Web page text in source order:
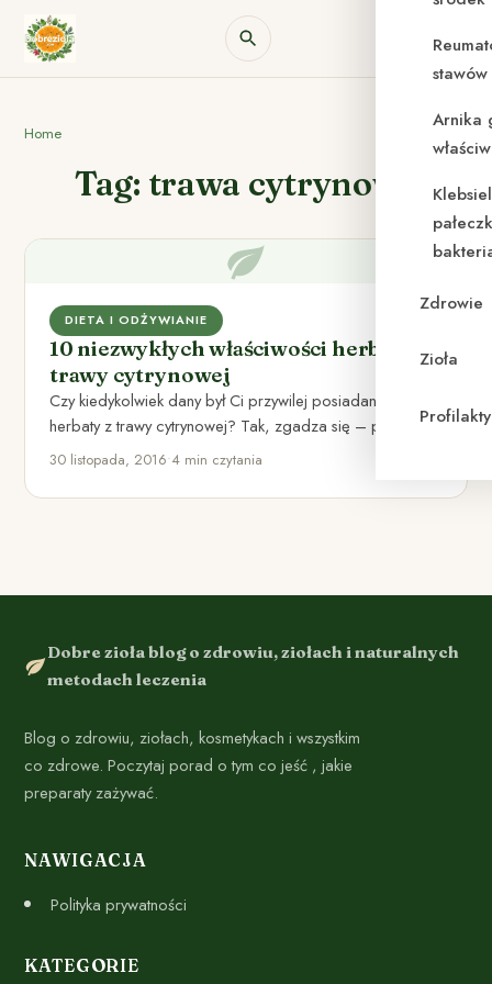
Arnika
Zdrowie
Zioła
Home
Tag: trawa cytrynowa
DIETA I ODŻYWIANIE
10 niezwykłych właściwości herbaty z
trawy cytrynowej
Czy kiedykolwiek dany był Ci przywilej posiadania
herbaty z trawy cytrynowej? Tak, zgadza się – przywilej.
To określenie…
30 listopada, 2016•4 min czytania
Dobre zioła blog o zdrowiu, ziołach i naturalnych
metodach leczenia
Blog o zdrowiu, ziołach, kosmetykach i wszystkim
co zdrowe. Poczytaj porad o tym co jeść , jakie
preparaty zażywać.
NAWIGACJA
Polityka prywatności
KATEGORIE